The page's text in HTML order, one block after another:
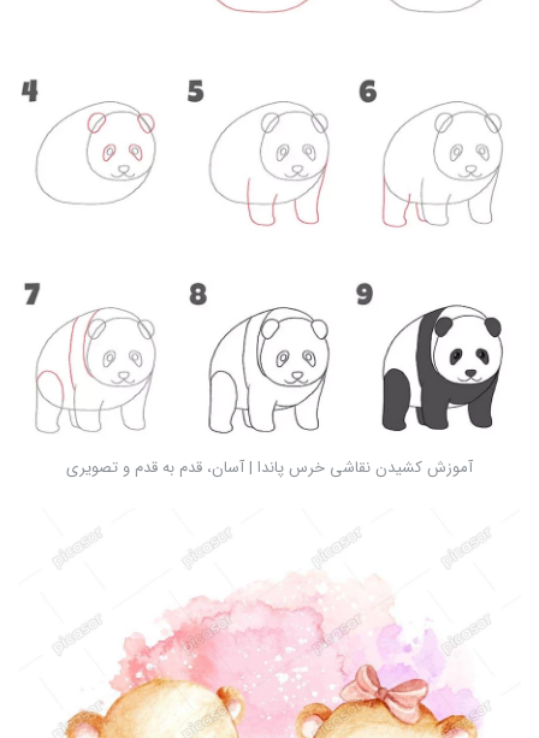
آموزش کشیدن نقاشی خرس پاندا | آسان، قدم به قدم و تصویری